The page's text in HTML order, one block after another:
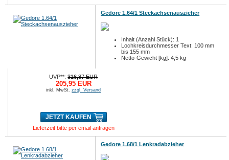
Gedore 1.64/1 Steckachsenauszieher
Inhalt (Anzahl Stück): 1
Lochkreisdurchmesser Text: 100 mm
bis 155 mm
Netto-Gewicht [kg]: 4,5 kg
UVP**:316,87 EUR
205,95 EUR
inkl. MwSt.zzgl. Versand
JETZT KAUFEN
Lieferzeit bitte per email anfragen
Gedore 1.68/1 Lenkradabzieher